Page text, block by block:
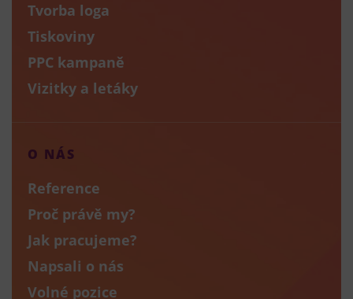
Tvorba loga
Tiskoviny
PPC kampaně
Vizitky a letáky
O NÁS
Reference
Proč právě my?
Jak pracujeme?
Napsali o nás
Volné pozice